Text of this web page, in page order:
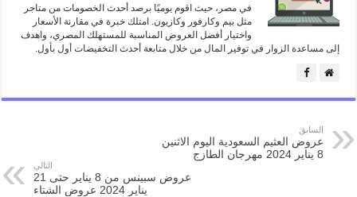
في مصر، حيث اقوم يوميًا برصد أحدث الخصومات من متاجر
مثل بيم وكارفور وكازيون. امتلك خبرة في مقارنة الأسعار
واختيار أفضل العروض المناسبة للمستهلك المصري، واهدف
إلى مساعدة الزوار في توفير المال من خلال متابعة أحدث التخفيضات أول بأول.
السابق
عروض العثيم السعودية اليوم الاثنين
8 يناير 2024 مهرجان الطازج
التالي
عروض سبينس من 8 يناير حتى 21
يناير 2024 عروض الشتاء